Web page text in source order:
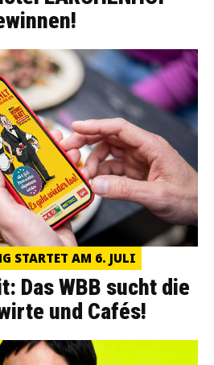
STARTET AM 6. JULI
Das WBB sucht die
und Cafés!